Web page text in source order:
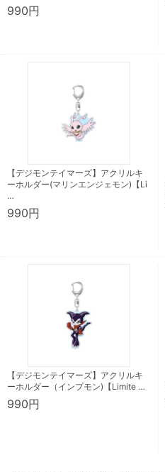
990円
【デジモンテイマーズ】アクリルキ
ーホルダー(マリンエンジェモン)【Li
…
990円
【デジモンテイマーズ】アクリルキ
ーホルダー（インプモン)【Limite …
990円